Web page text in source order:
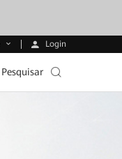
Login
Pesquisar